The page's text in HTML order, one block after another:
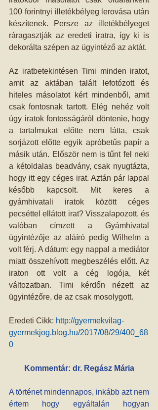
100 forintnyi illetékbélyeg lerovása után
készítenek. Persze az illetékbélyeget
ráragasztják az eredeti iratra, így ki is
dekorálta szépen az ügyintéző az aktát.
Az iratbetekintésen Timi minden iratot,
amit az aktában talált lefotózott és
hiteles másolatot kért mindenből, amit
csak fontosnak tartott. Elég nehéz volt
úgy iratok fontosságáról döntenie, hogy
a tartalmukat előtte nem látta, csak
sorjázott előtte egyik apróbetűs papír a
másik után. Először nem is tűnt fel neki
a kétoldalas beadvány, csak nyugtázta,
hogy itt egy céges irat. Aztán pár lappal
később kapcsolt. Mit keres a
gyámhivatali iratok között céges
pecséttel ellátott irat? Visszalapozott, és
valóban címzett a Gyámhivatal
ügyintézője az aláíró pedig Wilhelm a
volt férj. A dátum: egy nappal a mediátor
miatt összehívott megbeszélés előtt. Az
iraton ott volt a cég logója, két
változatban. Timi kérdőn nézett az
ügyintézőre, de az csak mosolygott.
Eredeti Cikk: http://gyermekvilag-
gyermekjog.blog.hu/2017/08/29/400_68
0
Kommentár: dr. Regász Mária
A történet mindennapos, inkább azt nem
értem hogy egyáltalán hogyan